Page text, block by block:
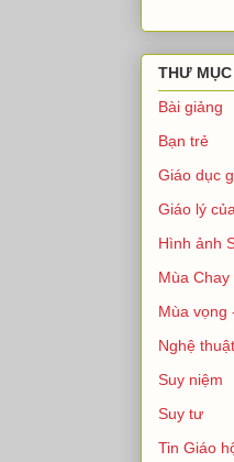
THƯ MỤC
Bài giảng
Bạn trẻ
Giáo dục
Giáo lý
Hình ảnh
Mùa Chay
Mùa vọng
Nghệ
Suy niệm
Suy tư
Tin Giáo